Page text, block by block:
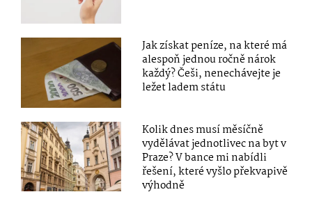
Jak získat peníze, na které má
alespoň jednou ročně nárok
každý? Češi, nenechávejte je
ležet ladem státu
Kolik dnes musí měsíčně
vydělávat jednotlivec na byt v
Praze? V bance mi nabídli
řešení, které vyšlo překvapivě
výhodně